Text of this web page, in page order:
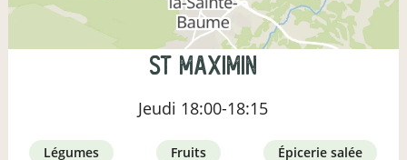
St maximin
Jeudi 18:00-18:15
légumes fruits épicerie salée